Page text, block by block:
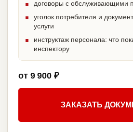
договоры с обслуживающими
уголок потребителя и
услуги
инструктаж персонала: что
инспектору
от 9 900 ₽
ЗАКАЗАТЬ